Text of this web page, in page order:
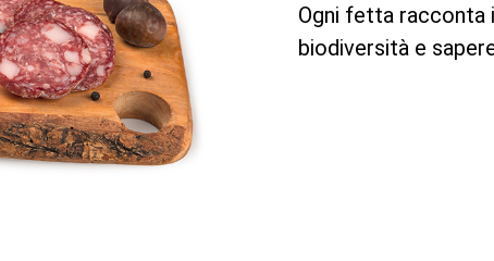
Ogni fetta racconta
biodiversità e